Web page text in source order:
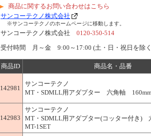
商品に関するお問い合わせはこちら
サンコーテクノ株式会社
※サンコーテクノのホームページに移動します。
サンコーテクノ株式会社 0120-350-514
受付時間 月～金 9:00～17:00 (土・日・祝日を除
商品ID 商品名・品番
142981
サンコーテクノ
MT・SDMLL用アダプター 六角軸
142983
サンコーテクノ
MT・SDMLL用アダプター(コッター付き)
MT-1SET